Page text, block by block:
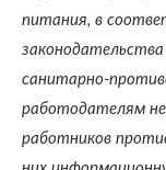
питания, в
санитарно-
работодателям
работников